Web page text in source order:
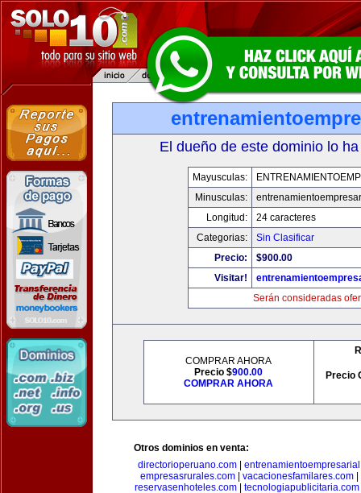
El dueño de este dominio lo
Mayusculas:
Minusculas:
Longitud:
24 caracteres
Categorias:
Sin Clasificar
Precio:
$900.00
Visitar!
Serán consideradas
COMPRAR AHORA
Precio $900.00
COMPRAR AHORA
Precio
Otros dominios en venta:
directorioperuano.com|
empresasrurales.com| vacacionesfamilares.com|
reservasenhoteles.com
tecnologiapublicitaria.com